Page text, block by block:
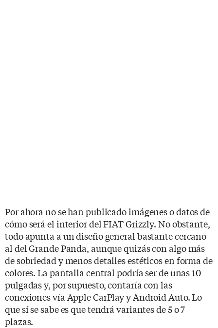
Por ahora no se han publicado imágenes o datos de
cómo será el interior del FIAT Grizzly. No obstante,
todo apunta a un diseño general bastante cercano
al del Grande Panda, aunque quizás con algo más
de sobriedad y menos detalles estéticos en forma de
colores. La pantalla central podría ser de unas 10
pulgadas y, por supuesto, contaría con las
conexiones vía Apple CarPlay y Android Auto. Lo
que sí se sabe es que tendrá variantes de 5 o 7
plazas.